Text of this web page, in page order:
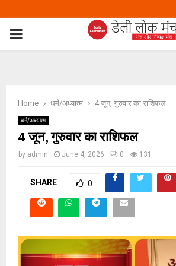
PRIMARY
Home धर्म/अध्यात्म 4 जून, गुरुवार का राशिफल
धर्म/अध्यात्म
4 जून, गुरुवार का राशिफल
by admin June 4, 2026 0 131
SHARE 0